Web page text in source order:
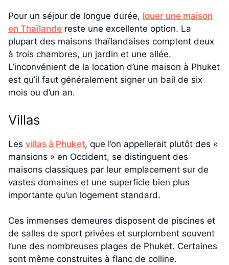
Pour un séjour de longue durée, louer une maison
en Thaïlande reste une excellente option. La
plupart des maisons thaïlandaises comptent deux
à trois chambres, un jardin et une allée.
L’inconvénient de la location d’une maison à Phuket
est qu’il faut généralement signer un bail de six
mois ou d’un an.
Villas
Les villas à Phuket, que l’on appellerait plutôt des «
mansions » en Occident, se distinguent des
maisons classiques par leur emplacement sur de
vastes domaines et une superficie bien plus
importante qu’un logement standard.
Ces immenses demeures disposent de piscines et
de salles de sport privées et surplombent souvent
l’une des nombreuses plages de Phuket. Certaines
sont même construites à flanc de colline.